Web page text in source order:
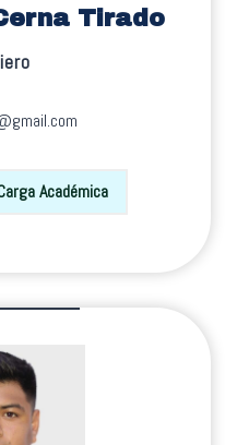
Tirado
Académica